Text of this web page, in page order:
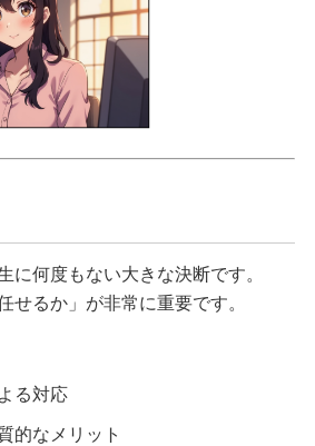
に何度もない大きな決断です。
せるか」が非常に重要です。
る対応
的なメリット